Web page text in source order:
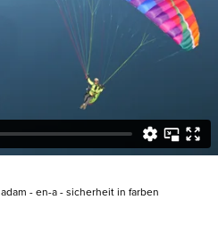
adam - en-a - sicherheit in farben